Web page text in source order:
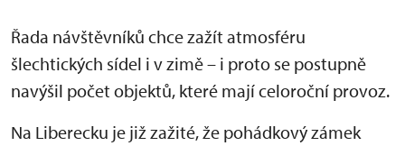
Řada návštěvníků chce zažít atmosféru
šlechtických sídel i v zimě – i proto se postupně
navýšil počet objektů, které mají celoroční provoz.
Na Liberecku je již zažité, že pohádkový zámek